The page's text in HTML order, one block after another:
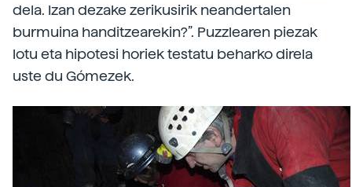
dela. Izan dezake zerikusirik neandertalen
burmuina handitzearekin?”. Puzzlearen piezak
lotu eta hipotesi horiek testatu beharko direla
uste du Gómezek.